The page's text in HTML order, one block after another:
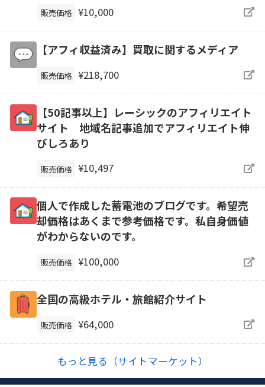
販売価格 ¥10,000
【アフィ収益済み】買取に関するメディア
販売価格 ¥218,700
【50記事以上】レーシックのアフィリエイト
サイト 地域名記事追加でアフィリエイト伸
びしろあり
販売価格 ¥10,497
個人で作成した蓄電池のブログです。希望売
却価格はあくまで参考価格です。私自身価値
がわからないのです。
販売価格 ¥100,000
全国の高級ホテル・旅館紹介サイト
販売価格 ¥64,000
もっと見る（サイトマーケット）